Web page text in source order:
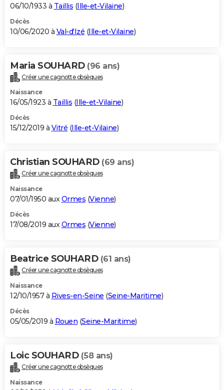
06/10/1933 à Taillis (Ille-et-Vilaine)
Décès
10/06/2020 à Val-d'Izé (Ille-et-Vilaine)
Maria SOUHARD (96 ans)
Créer une cagnotte obsèques
Naissance
16/05/1923 à Taillis (Ille-et-Vilaine)
Décès
15/12/2019 à Vitré (Ille-et-Vilaine)
Christian SOUHARD (69 ans)
Créer une cagnotte obsèques
Naissance
07/01/1950 auxOrmes (Vienne)
Décès
17/08/2019 auxOrmes (Vienne)
Beatrice SOUHARD (61 ans)
Créer une cagnotte obsèques
Naissance
12/10/1957 à Rives-en-Seine (Seine-Maritime)
Décès
05/05/2019 à Rouen (Seine-Maritime)
Loic SOUHARD (58 ans)
Créer une cagnotte obsèques
Naissance